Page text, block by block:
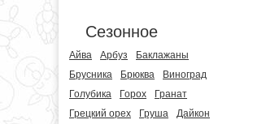
Сезонное
Айва Арбуз
Баклажаны
Брусника
Брюква
Виноград
Голубика
Горох
Гранат
Грецкий орех
Груша
Дайкон